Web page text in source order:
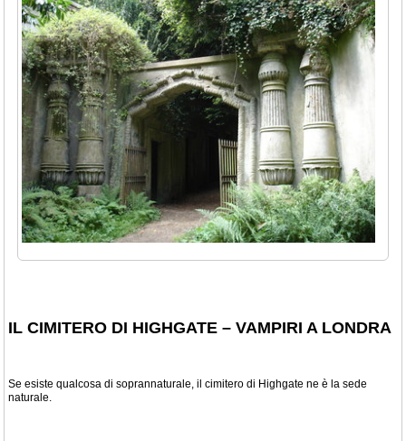
IL CIMITERO DI HIGHGATE – VAMPIRI A LONDRA
Se esiste qualcosa di soprannaturale, il cimitero di Highgate ne è la sede
naturale.